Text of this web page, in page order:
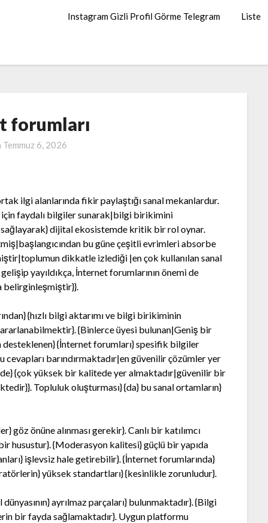
Instagram Gizli Profil Görme Telegram Liste
forumları
Temmuz 6, 2026
ilgi alanlarında fikir paylaştığı sanal mekanlardur.
faydalı bilgiler sunarak|bilgi birikimini
dijital ekosistemde kritik bir rol oynar.
bu güne çeşitli evrimleri absorbe
dikkatle izlediği |en çok kullanılan sanal
yayıldıkça, İnternet forumlarının önemi de
belirginleşmiştir}}.
{hızlı bilgi aktarımı ve bilgi birikiminin
{Binlerce üyesi bulunan|Geniş bir
{İnternet forumları} spesifik bilgiler
cevapları barındırmaktadır|en güvenilir çözümler yer
{çok yüksek bir kalitede yer almaktadır|güvenilir bir
Topluluk oluşturması} {da} bu sanal ortamların}
önüne alınması gerekir}. Canlı bir katılımcı
husustur}. {Moderasyon kalitesi} güçlü bir yapıda
işlevsiz hale getirebilir}. {İnternet forumlarında}
yüksek standartları} {kesinlikle zorunludur}.
ayrılmaz parçaları} bulunmaktadır}. {Bilgi
bir fayda sağlamaktadır}. Uygun platformu